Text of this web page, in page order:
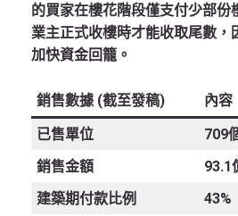
的買家在樓花階段僅支付少部份
業主正式收樓時才能收取尾數，
加快資金回籠。
銷售數據 (截至發稿)
內容
已售單位
709
銷售金額
93.1
建築期付款比例
43%